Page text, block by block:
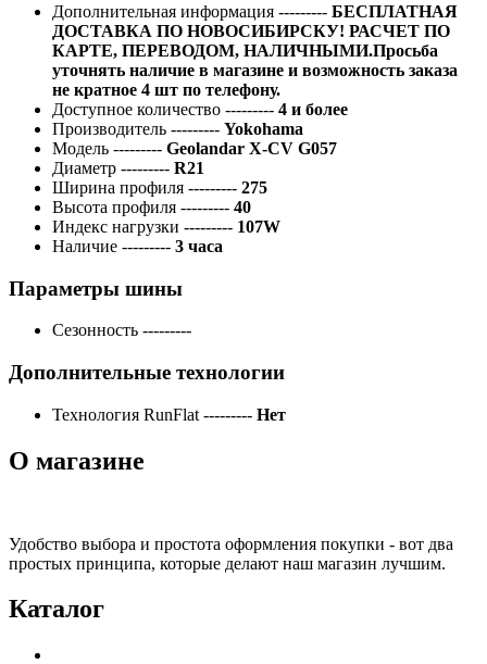
Дополнительная информация --------- БЕСПЛАТНАЯ
ДОСТАВКА ПО НОВОСИБИРСКУ! РАСЧЕТ ПО
КАРТЕ, ПЕРЕВОДОМ, НАЛИЧНЫМИ.Просьба
уточнять наличие в магазине и возможность заказа
не кратное 4 шт по телефону.
Доступное количество --------- 4 и более
Производитель --------- Yokohama
Модель --------- Geolandar X-CV G057
Диаметр --------- R21
Ширина профиля --------- 275
Высота профиля --------- 40
Индекс нагрузки --------- 107W
Наличие --------- 3 часа
Параметры шины
Сезонность ---------
Дополнительные технологии
Технология RunFlat --------- Нет
О магазине
Удобство выбора и простота оформления покупки - вот два
простых принципа, которые делают наш магазин лучшим.
Каталог